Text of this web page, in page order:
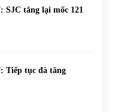
SJC tăng lại mốc 121
Tiếp tục đà tăng